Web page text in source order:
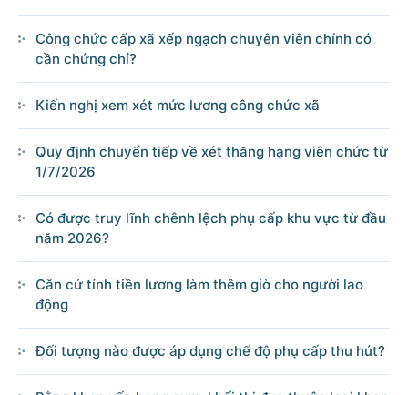
Công chức cấp xã xếp ngạch chuyên viên chính có
cần chứng chỉ?
Kiến nghị xem xét mức lương công chức xã
Quy định chuyển tiếp về xét thăng hạng viên chức từ
1/7/2026
Có được truy lĩnh chênh lệch phụ cấp khu vực từ đầu
năm 2026?
Căn cứ tính tiền lương làm thêm giờ cho người lao
động
Đối tượng nào được áp dụng chế độ phụ cấp thu hút?